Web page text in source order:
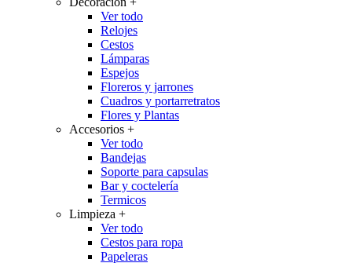
Ver todo
Relojes
Cestos
Lámparas
Espejos
Floreros y jarrones
Cuadros y portarretratos
Flores y Plantas
Accesorios +
Ver todo
Bandejas
Soporte para capsulas
Bar y coctelería
Termicos
Limpieza +
Ver todo
Cestos para ropa
Papeleras